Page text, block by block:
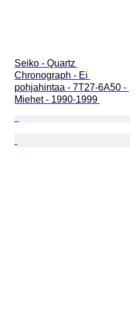
Seiko - Quartz
Chronograph - Ei
pohjahintaa - 7T27-6A50 -
Miehet - 1990-1999